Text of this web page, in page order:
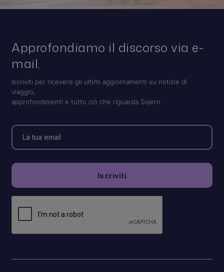
Approfondiamo il discorso via e-
mail.
Iscriviti per ricevere gli ultimi aggiornamenti su notizie di
viaggio,
approfondimenti e tutto ciò che riguarda Sojern.